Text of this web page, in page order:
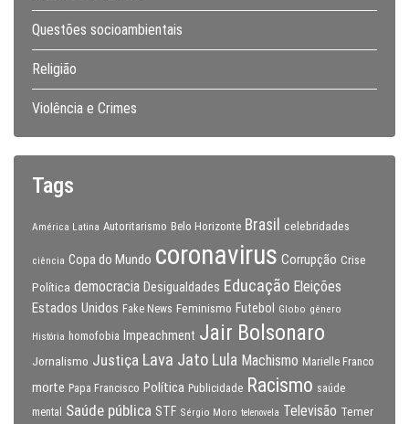
Questões socioambientais
Religião
Violência e Crimes
Tags
América Latina Autoritarismo Belo Horizonte Brasil celebridades
ciência Copa do Mundo coronavirus Corrupção Crise
Política democracia Desigualdades Educação Eleições
Estados Unidos Fake News Feminismo Futebol Globo gênero
História homofobia Impeachment Jair Bolsonaro
Jornalismo Justiça Lava Jato Lula Machismo Marielle Franco
morte Papa Francisco Política Publicidade Racismo saúde
mental
Saúde pública STF Sérgio Moro telenovela Televisão Temer